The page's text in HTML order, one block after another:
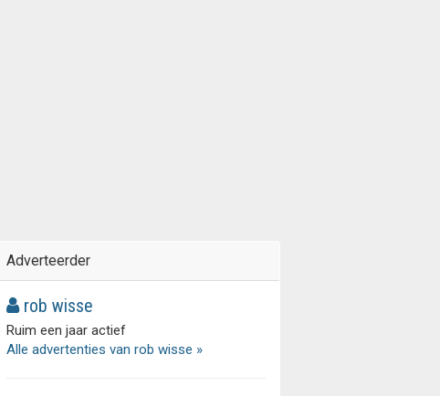
Adverteerder
rob wisse
Ruim een jaar actief
Alle advertenties van rob wisse »